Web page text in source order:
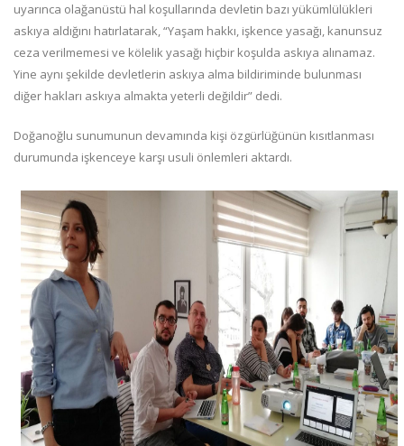
uyarınca olağanüstü hal koşullarında devletin bazı yükümlülükleri
askıya aldığını hatırlatarak, “Yaşam hakkı, işkence yasağı, kanunsuz
ceza verilmemesi ve kölelik yasağı hiçbir koşulda askıya alınamaz.
Yine aynı şekilde devletlerin askıya alma bildiriminde bulunması
diğer hakları askıya almakta yeterli değildir” dedi.
Doğanoğlu sunumunun devamında kişi özgürlüğünün kısıtlanması
durumunda işkenceye karşı usuli önlemleri aktardı.